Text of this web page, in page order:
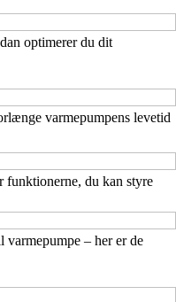
optimerer du dit
varmepumpens levetid
funktionerne, du kan styre
– her er de